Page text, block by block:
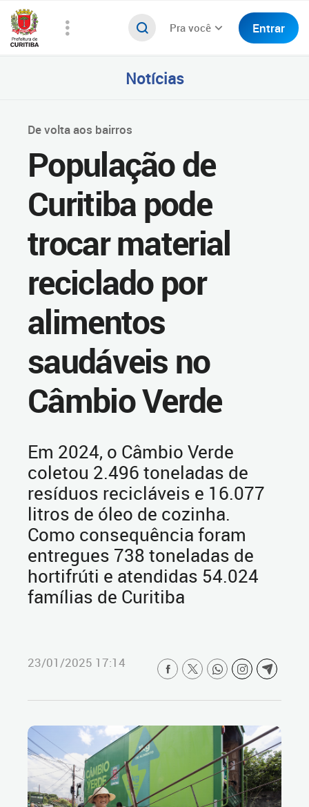
Pra você Entrar
Notícias
De volta aos bairros
População de
Curitiba pode
trocar material
reciclado por
alimentos
saudáveis no
Câmbio Verde
Em 2024, o Câmbio Verde
coletou 2.496 toneladas de
resíduos recicláveis e 16.077
litros de óleo de cozinha.
Como consequência foram
entregues 738 toneladas de
hortifrúti e atendidas 54.024
famílias de Curitiba
23/01/2025 17:14